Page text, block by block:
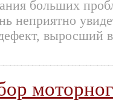
больших
неприятно
выросший